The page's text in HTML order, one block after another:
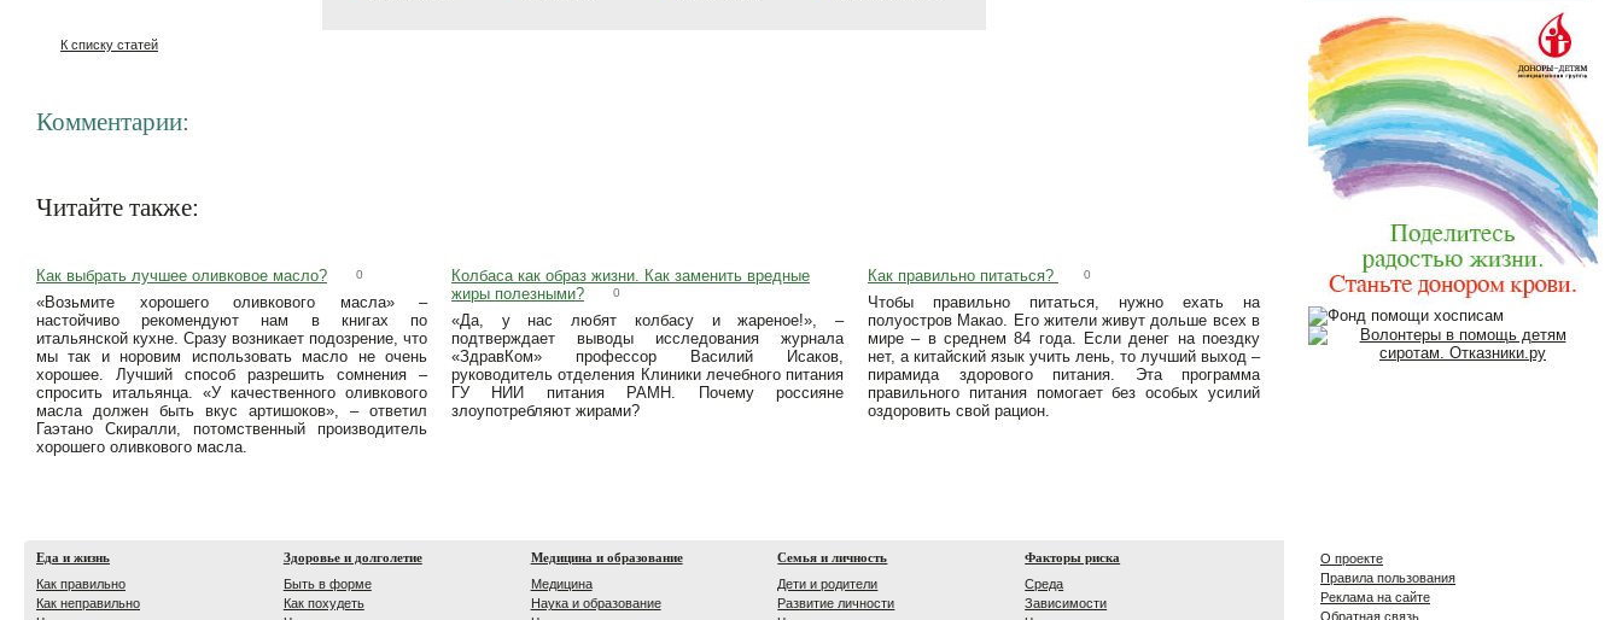
К списку статей
Комментарии:
Читайте также:
Как выбрать лучшее оливковое масло? 0
«Возьмите хорошего оливкового масла» –
настойчиво рекомендуют нам в книгах по
итальянской кухне. Сразу возникает подозрение, что
мы так и норовим использовать масло не очень
хорошее. Лучший способ разрешить сомнения –
спросить итальянца. «У качественного оливкового
масла должен быть вкус артишоков», – ответил
Гаэтано Скиралли, потомственный производитель
хорошего оливкового масла.
Колбаса как образ жизни. Как заменить вредные
жиры полезными?
0
«Да, у нас любят колбасу и жареное!», –
подтверждает выводы исследования журнала
«ЗдравКом» профессор Василий Исаков,
руководитель отделения Клиники лечебного питания
ГУ НИИ питания РАМН. Почему россияне
злоупотребляют жирами?
Как правильно питаться? 0
Чтобы правильно питаться, нужно ехать на
полуостров Макао. Его жители живут дольше всех в
мире – в среднем 84 года. Если денег на поездку
нет, а китайский язык учить лень, то лучший выход –
пирамида здорового питания. Эта программа
правильного питания помогает без особых усилий
оздоровить свой рацион.
О проекте
Правила пользования
Реклама на сайте
Обратная связь
Еда и жизнь
Как правильно
Как неправильно
Здоровье и долголетие
Быть в форме
Как похудеть
Медицина и образование
Медицина
Наука и образование
Семья и личность
Дети и родители
Развитие личности
Факторы риска
Среда
Зависимости